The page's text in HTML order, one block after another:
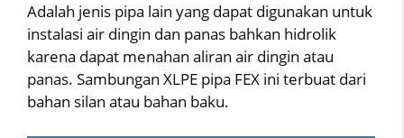
Adalah jenis pipa lain yang dapat digunakan untuk
instalasi air dingin dan panas bahkan hidrolik
karena dapat menahan aliran air dingin atau
panas. Sambungan XLPE pipa FEX ini terbuat dari
bahan silan atau bahan baku.